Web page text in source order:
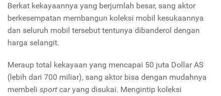
Berkat kekayaannya yang berjumlah besar, sang aktor
berkesempatan membangun koleksi mobil kesukaannya
dan seluruh mobil tersebut tentunya dibanderol dengan
harga selangit.
Meraup total kekayaan yang mencapai 50 juta Dollar AS
(lebih dari 700 miliar), sang aktor bisa dengan mudahnya
membeli sport caryang disukai. Mengintip koleksi